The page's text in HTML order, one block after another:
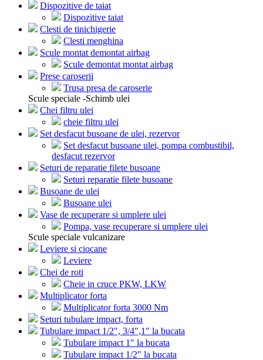
Dispozitive de taiat
Dispozitive taiat
Clesti de tinichigerie
Clesti menghina
Scule montat demontat airbag
Scule demontat montat airbag
Prese caroserii
Trusa presa de caroserie
Scule speciale -Schimb ulei
Chei filtru ulei
cheie filtru ulei
Set desfacut busoane de ulei, rezervor
Set desfacut busoane ulei, pompa combustibil,
desfacut rezervor
Seturi de reparatie filete busoane
Seturi reparatie filete busoane
Busoane de ulei
Busoane ulei
Vase de recuperare si umplere ulei
Pompa, vase recuperare si umplere ulei
Scule speciale vulcanizare
Leviere si ciocane
Leviere
Chei de roti
Cheie in cruce PKW, LKW
Multiplicator forta
Multiplicator forta 3000 Nm
Seturi tubulare impact, forta
Tubulare impact 1/2", 3/4",1" la bucata
Tubulare impact 1" la bucata
Tubulare impact 1/2" la bucata